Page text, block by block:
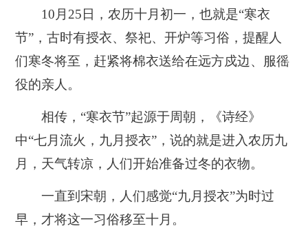
10月25日，农历十月初一，也就是“寒衣
节”，古时有授衣、祭祀、开炉等习俗，提醒人
们寒冬将至，赶紧将棉衣送给在远方戍边、服徭
役的亲人。
相传，“寒衣节”起源于周朝，《诗经》
中“七月流火，九月授衣”，说的就是进入农历九
月，天气转凉，人们开始准备过冬的衣物。
一直到宋朝，人们感觉“九月授衣”为时过
早，才将这一习俗移至十月。